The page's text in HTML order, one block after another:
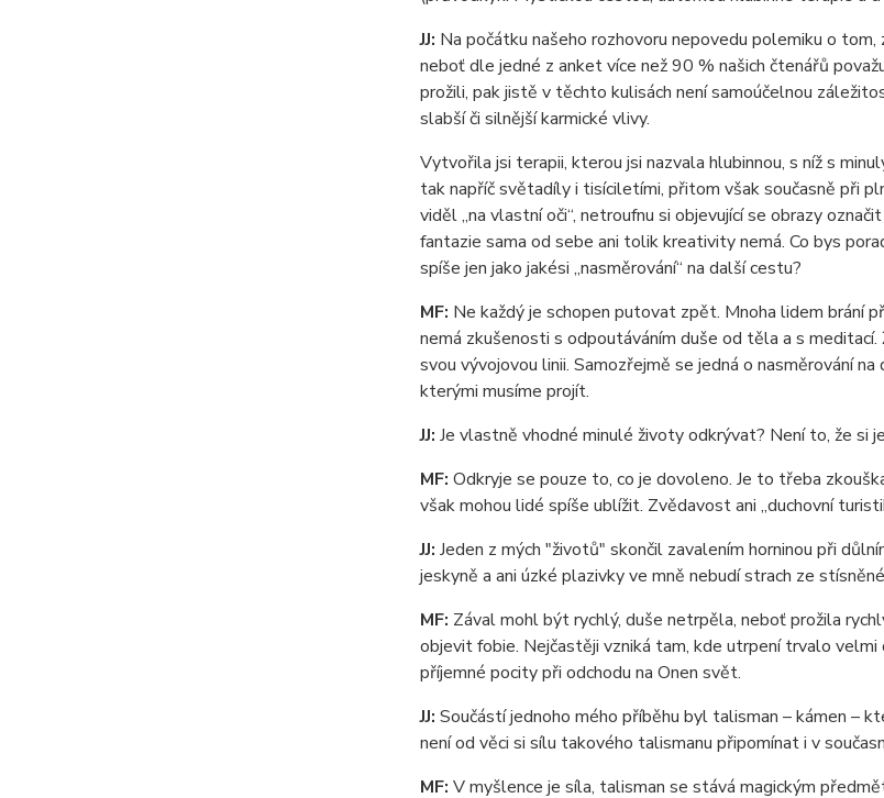
JJ: Na počátku našeho rozhovoru nepovedu polemiku o
neboť dle jedné z anket více než 90 % našich čtenářů
prožili, pak jistě v těchto kulisách není samoúčelnou
slabší či silnější karmické vlivy.
Vytvořila jsi terapii, kterou jsi nazvala hlubinnou, s níž s
tak napříč světadíly i tisíciletími, přitom však současně při
viděl „na vlastní oči“, netroufnu si objevující se obrazy
fantazie sama od sebe ani tolik kreativity nemá. Co bys
spíše jen jako jakési „nasměrování“ na další cestu?
MF: Ne každý je schopen putovat zpět. Mnoha lidem brání
nemá zkušenosti s odpoutáváním duše od těla a s
svou vývojovou linii. Samozřejmě se jedná o nasměrování
kterými musíme projít.
JJ: Je vlastně vhodné minulé životy odkrývat? Není to, že si
MF: Odkryje se pouze to, co je dovoleno. Je to třeba
však mohou lidé spíše ublížit. Zvědavost ani „duchovní
JJ: Jeden z mých "životů" skončil zavalením horninou při
jeskyně a ani úzké plazivky ve mně nebudí strach ze
MF: Zával mohl být rychlý, duše netrpěla, neboť prožila
objevit fobie. Nejčastěji vzniká tam, kde utrpení trvalo
příjemné pocity při odchodu na Onen svět.
JJ: Součástí jednoho mého příběhu byl talisman – kámen –
není od věci si sílu takového talismanu připomínat i v
MF: V myšlence je síla, talisman se stává magickým